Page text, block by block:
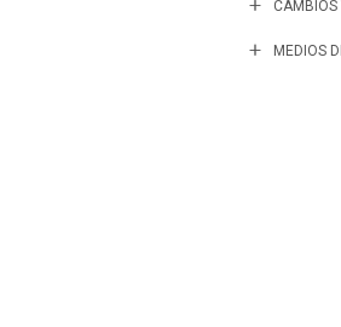
CAMBIOS
MEDIOS